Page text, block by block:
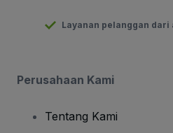
Layanan pelanggan dari
Perusahaan Kami
Tentang Kami